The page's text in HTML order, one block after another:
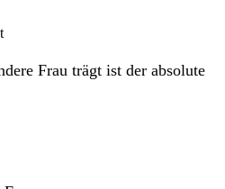
Frau trägt ist der absolute